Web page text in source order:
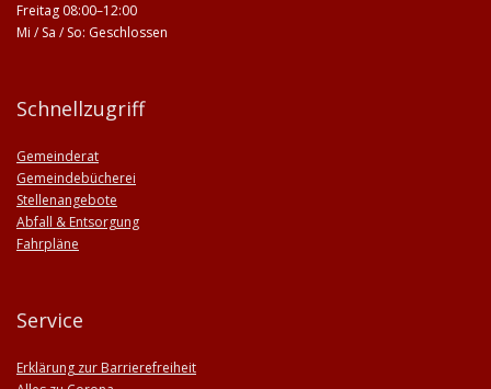
Freitag 08:00–12:00
Mi / Sa / So: Geschlossen
Schnellzugriff
Gemeinderat
Gemeindebücherei
Stellenangebote
Abfall & Entsorgung
Fahrpläne
Service
Erklärung zur Barrierefreiheit